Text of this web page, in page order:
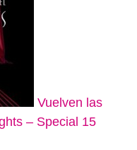
Vuelven las
– Special 15